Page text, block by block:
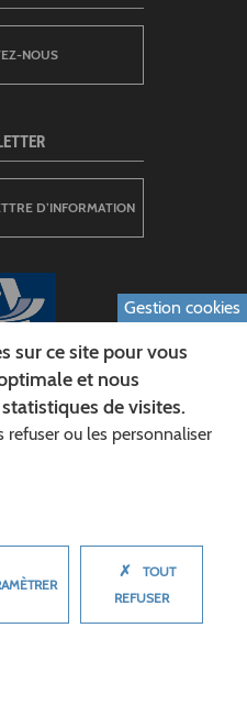
DE L'AISNE
:
NOUS
D’INFORMATION
Gestion cookies
sur ce site pour vous
et nous
de visites.
refuser ou les personnaliser
✗
TOUT
REFUSER